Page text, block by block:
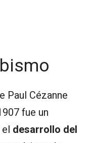
Paul Cézanne
fue un
desarrollo del